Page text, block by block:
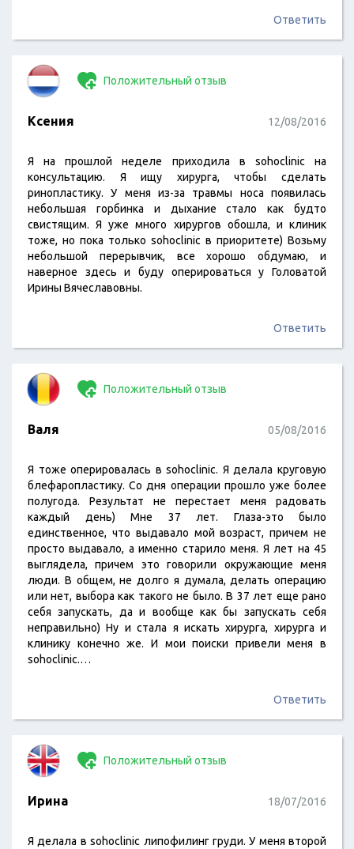
Ответить
Положительный отзыв
Ксения 12/08/2016
Я на прошлой неделе приходила в sohoclinic на
консультацию. Я ищу хирурга, чтобы сделать
ринопластику. У меня из-за травмы носа появилась
небольшая горбинка и дыхание стало как будто
свистящим. Я уже много хирургов обошла, и клиник
тоже, но пока только sohoclinic в приоритете) Возьму
небольшой перерывчик, все хорошо обдумаю, и
наверное здесь и буду оперироваться у Головатой
Ирины Вячеславовны.
Ответить
Положительный отзыв
Валя 05/08/2016
Я тоже оперировалась в sohoclinic. Я делала круговую
блефаропластику. Со дня операции прошло уже более
полугода. Результат не перестает меня радовать
каждый день) Мне 37 лет. Глаза-это было
единственное, что выдавало мой возраст, причем не
просто выдавало, а именно старило меня. Я лет на 45
выглядела, причем это говорили окружающие меня
люди. В общем, не долго я думала, делать операцию
или нет, выбора как такого не было. В 37 лет еще рано
себя запускать, да и вообще как бы запускать себя
неправильно) Ну и стала я искать хирурга, хирурга и
клинику конечно же. И мои поиски привели меня в
sohoclinic.…
Ответить
Положительный отзыв
Ирина 18/07/2016
Я делала в sohoclinic липофилинг груди. У меня второй